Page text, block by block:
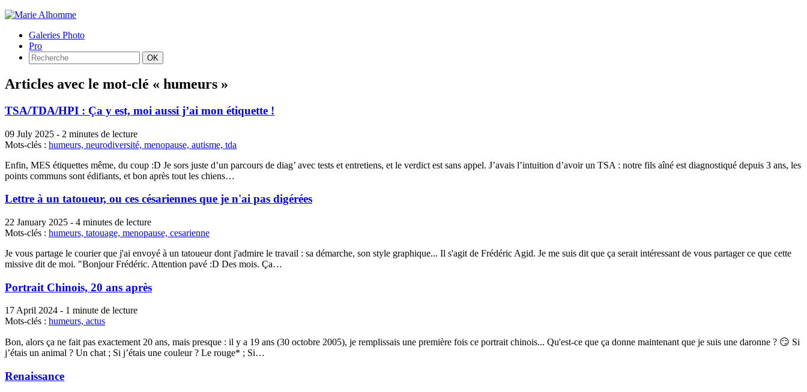
Galeries Photo
Pro
Articles avec le mot-clé « humeurs »
TSA/TDA/HPI : Ça y est, moi aussi j’ai mon étiquette !
09 July 2025 - 2 minutes de lecture
Mots-clés : humeurs, neurodiversité, menopause, autisme, tda
Enfin, MES étiquettes même, du coup :D Je sors juste d’un parcours de diag’ avec tests et entretiens, et le verdict est sans appel. J’avais l’intuition d’avoir un TSA : notre fils aîné est diagnostiqué depuis 3 ans, les
points communs sont édifiants, et bon après tout les chiens…
Lettre à un tatoueur, ou ces césariennes que je n'ai pas digérées
22 January 2025 - 4 minutes de lecture
Mots-clés : humeurs, tatouage, menopause, cesarienne
Je vous partage le courier que j'ai envoyé à un tatoueur dont j'admire le travail : sa démarche, son style graphique... Il s'agit de Frédéric Agid. Je me suis dit que ça serait intéressant de vous partager ce que cette
missive dit de moi. "Bonjour Frédéric. Attention pavé :D Des mois. Ça…
Portrait Chinois, 20 ans après
17 April 2024 - 1 minute de lecture
Mots-clés : humeurs, actus
Bon, alors ça ne fait pas exactement 20 ans, mais presque : il y a 19 ans (30 octobre 2005), je remplissais une première fois ce portrait chinois... Qu'est-ce que ça donne maintenant que je suis une daronne ? 😏 Si
j’étais un animal ? Un chat ; Si j’étais une couleur ? Le rouge* ; Si…
Renaissance